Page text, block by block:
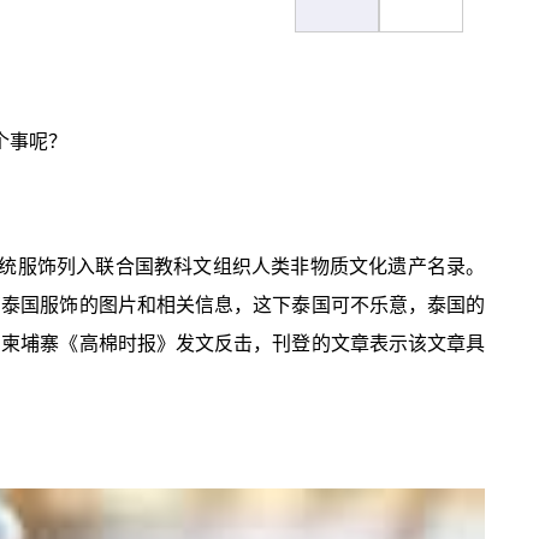
呢？
饰列入联合国教科文组织人类非物质文化遗产名录。
国服饰的图片和相关信息，这下泰国可不乐意，泰国的
埔寨《高棉时报》发文反击，刊登的文章表示该文章具